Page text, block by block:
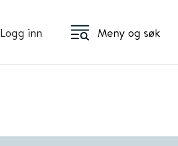
Logg inn Meny og søk